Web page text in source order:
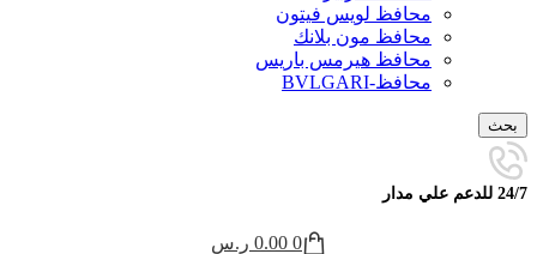
محافظ لويس فيتون
محافظ مون بلانك
محافظ هيرمس باريس
محافظ-BVLGARI
بحث
24/7 للدعم علي مدار
0
0.00 ر.س